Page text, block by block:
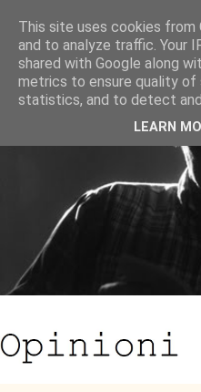
This site uses cookies
and to analyze traffic. Your
shared with Google along
metrics to ensure quality of
statistics, and to detect
LEARN